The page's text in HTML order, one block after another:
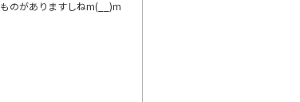
のがありますしねm(__)m